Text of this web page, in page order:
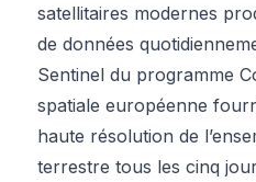
satellitaires modernes
de données
Sentinel du programme
spatiale européenne
haute résolution de
terrestre tous les cinq